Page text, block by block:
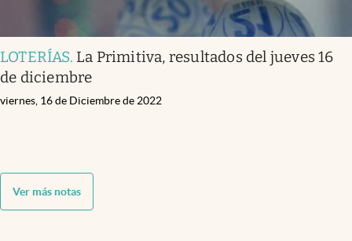
LOTERÍAS. La Primitiva, resultados del jueves 16
de diciembre
viernes, 16 de Diciembre de 2022
Ver más notas